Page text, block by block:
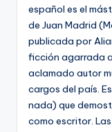
español es el
de Juan Madrid
publicada por
ficción agarrada
aclamado autor
cargos del país.
nada) que
como escritor.